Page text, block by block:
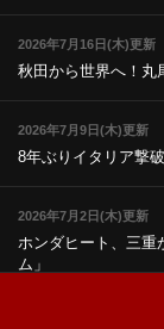
2026年7月16日(木)更新
秋田から世界へ！丸
2026年7月9日(木)更新
8年ぶりイタリア撃
2026年7月2日(木)更新
ホンダヒート、三重
ム」